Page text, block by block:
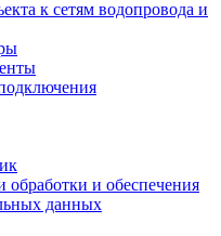
к сетям водопровода и
и обеспечения
данных